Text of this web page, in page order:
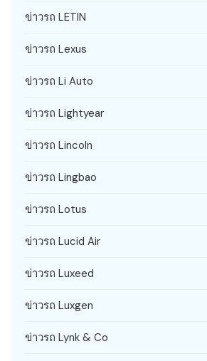
ข่าวรถ LETIN
ข่าวรถ Lexus
ข่าวรถ Li Auto
ข่าวรถ Lightyear
ข่าวรถ Lincoln
ข่าวรถ Lingbao
ข่าวรถ Lotus
ข่าวรถ Lucid Air
ข่าวรถ Luxeed
ข่าวรถ Luxgen
ข่าวรถ Lynk & Co